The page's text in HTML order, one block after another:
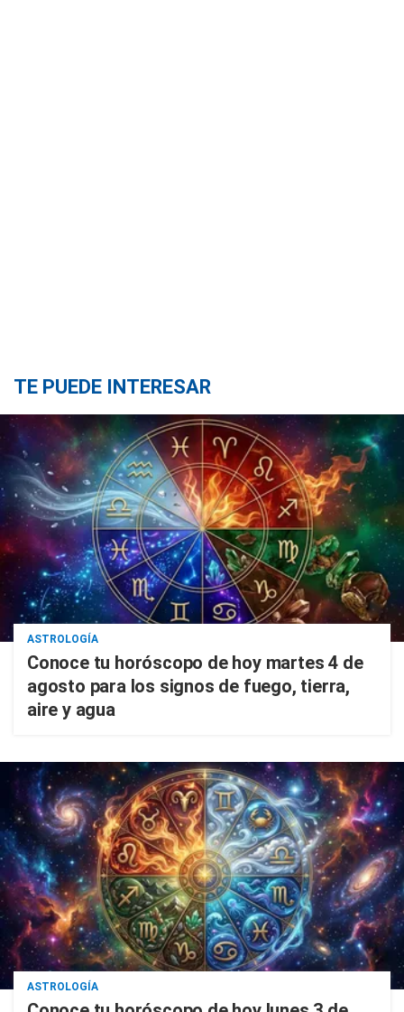
TE PUEDE INTERESAR
ASTROLOGÍA
Conoce tu horóscopo de hoy martes 4 de
agosto para los signos de fuego, tierra,
aire y agua
ASTROLOGÍA